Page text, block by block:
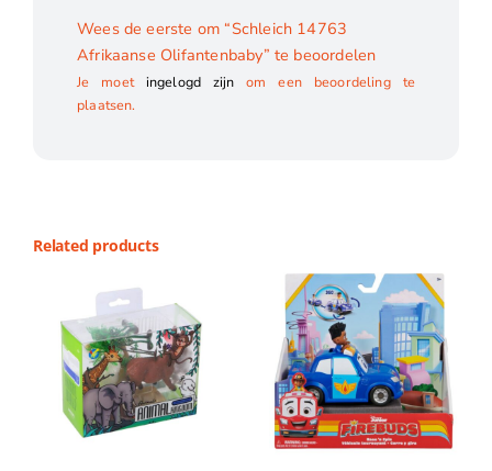
Wees de eerste om “Schleich 14763
Afrikaanse Olifantenbaby” te beoordelen
Je moet ingelogd zijn om een beoordeling te
plaatsen.
Related products